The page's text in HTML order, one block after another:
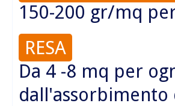
150-200 gr/mq
RESA
Da 4 -8 mq per
dall'assorbimento